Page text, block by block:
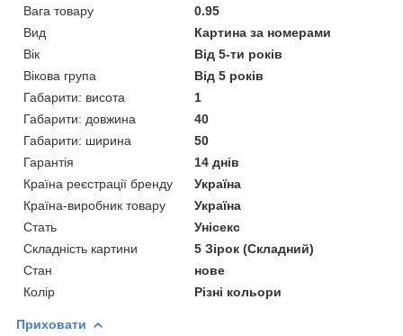
Вага товару
0.95
Вид
Картина за номерами
Вік
Від 5-ти років
Вікова група
Від 5 років
Габарити: висота
1
Габарити: довжина
40
Габарити: ширина
50
Гарантія
14 днів
Країна реєстрації бренду
Україна
Країна-виробник товару
Україна
Стать
Унісекс
Складність картини
5 Зірок (Складний)
Стан
нове
Колір
Різні кольори
Приховати